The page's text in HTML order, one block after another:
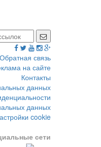
Обратная связь
на сайте
Контакты
данных
данных
cookie
сети